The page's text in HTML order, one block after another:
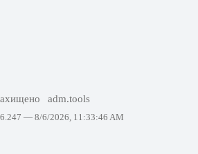
adm.tools
— 8/6/2026, 11:33:46 AM